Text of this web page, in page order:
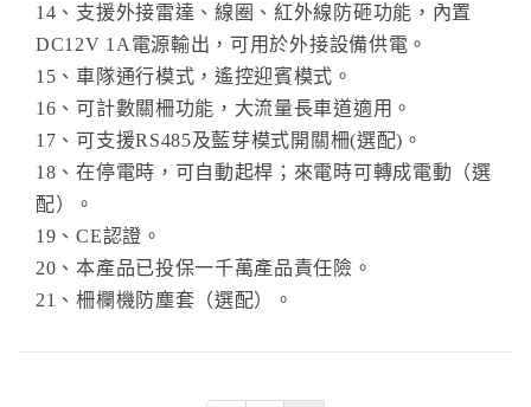
14、支援外接雷達、線圈、紅外線防砸功能，內置
DC12V 1A電源輸出，可用於外接設備供電。
15、車隊通行模式，遙控迎賓模式。
16、可計數關柵功能，大流量長車道適用。
17、可支援RS485及藍芽模式開關柵(選配)。
18、在停電時，可自動起桿；來電時可轉成電動（選
配）。
19、CE認證。
20、本產品已投保一千萬產品責任險。
21、柵欄機防塵套（選配）。